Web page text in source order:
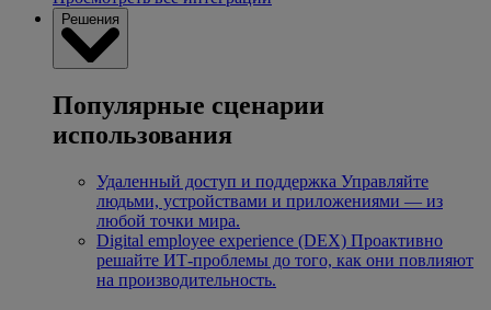
Решения
Популярные сценарии
использования
Удаленный доступ и поддержка Управляйте
людьми, устройствами и приложениями — из
любой точки мира.
Digital employee experience (DEX) Проактивно
решайте ИТ-проблемы до того, как они повлияют
на производительность.